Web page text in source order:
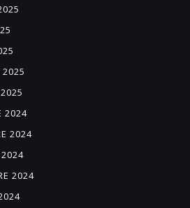
2025
2024
2024
2024
2024